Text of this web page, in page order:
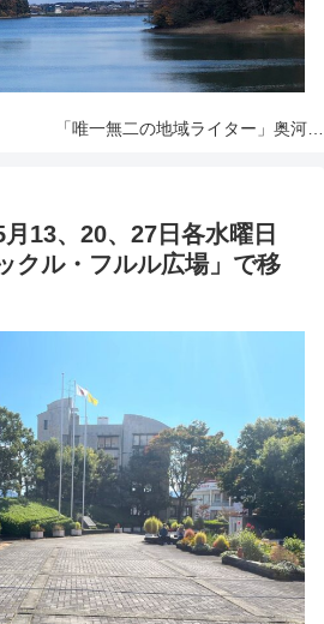
月13、20、27日各水曜日
クル・フルル広場」で移